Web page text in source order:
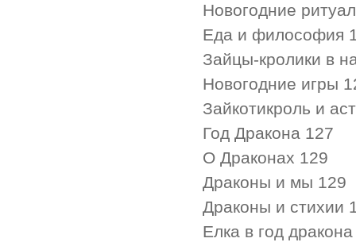
Новогодние
Еда и философия
Зайцы-кролики в
Новогодние игры
Зайкотикроль и
Год Дракона 127
О Драконах 129
Драконы и мы 129
Драконы и стихии
Елка в год